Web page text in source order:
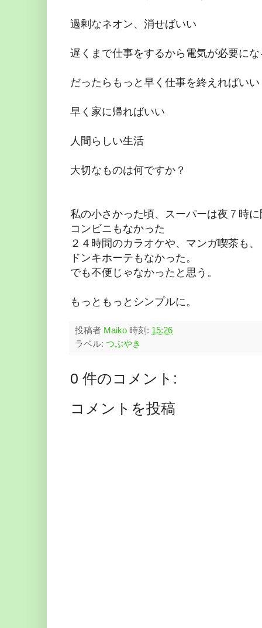
過剰なネオン、消せばいい
遅くまで仕事をするから電気が必要にな
だったらもっと早く仕事を終えればいい
早く家に帰ればいい
人間らしい生活
大切なものは何ですか？
私の小さかった頃、スーパーは夜７時
コンビニもなかった
２４時間のカラオケや、マンガ喫茶も、
ドンキホーテもなかった。
でも不便じゃなかったと思う。
もっともっとシンプルに。
投稿者 Maiko 時刻: 15:26
ラベル: つぶやき
0 件のコメント:
コメントを投稿